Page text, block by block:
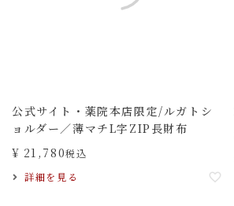
公式サイト・薬院本店限定/ルガトシ
ョルダー／薄マチL字ZIP長財布
¥ 21,780税込
詳細を見る